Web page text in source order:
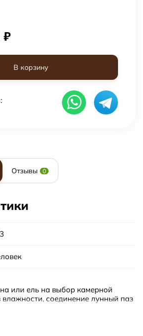
₽
В корзину
Отзывы 0
3
или ель на выбор камерной
соединение лунный паз
фольгированная